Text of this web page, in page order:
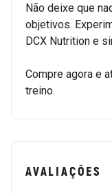
Não deixe que
objetivos.
DCX Nutrition e
Compre agora e
treino.
AVALIAÇÕES